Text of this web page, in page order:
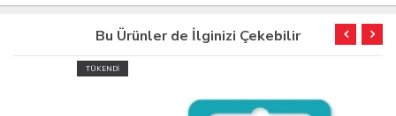
Bu Ürünler de İlginizi Çekebilir